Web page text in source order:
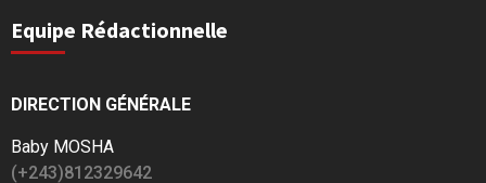
Equipe Rédactionnelle
DIRECTION GÉNÉRALE
Baby MOSHA
(+243)812329642